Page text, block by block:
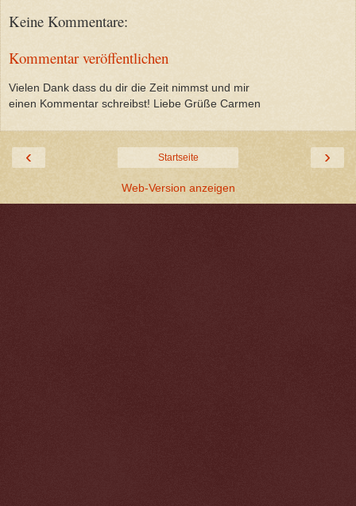
Keine Kommentare:
Kommentar veröffentlichen
Vielen Dank dass du dir die Zeit nimmst und mir
einen Kommentar schreibst! Liebe Grüße Carmen
‹ ›
Startseite
Web-Version anzeigen